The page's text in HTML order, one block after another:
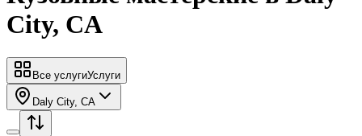
City, CA
Все услугиУслуги
Daly City, CA